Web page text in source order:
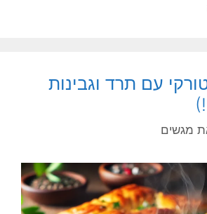
עם תרד וגבינות
מגשים